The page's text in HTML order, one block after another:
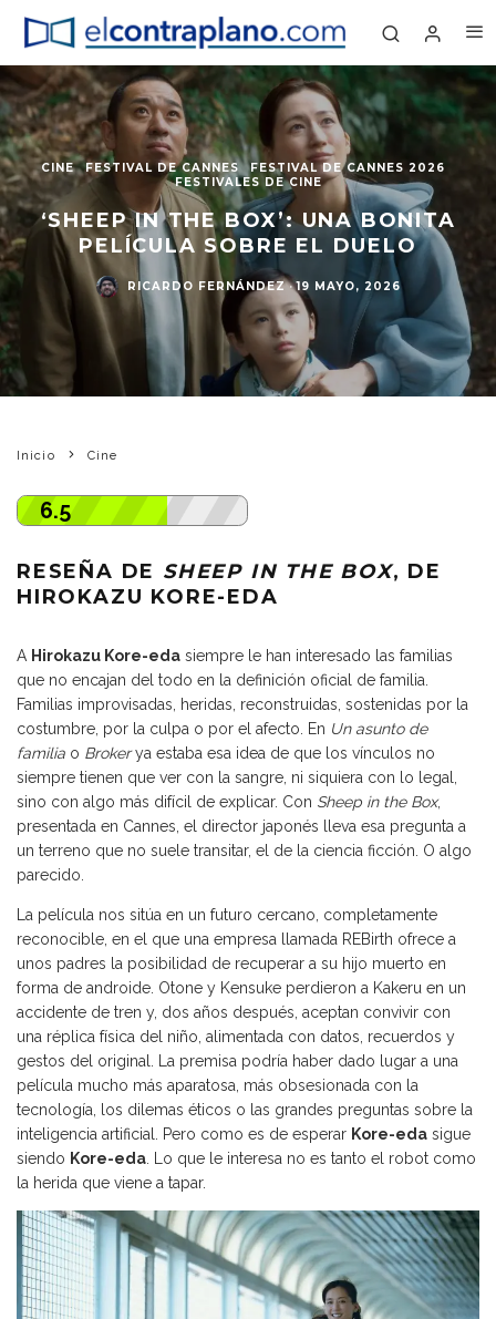
CINE FESTIVAL DE CANNES
FESTIVAL DE CANNES 2026
FESTIVALES DE CINE
‘SHEEP IN THE BOX’: UNA BONITA
PELÍCULA SOBRE EL DUELO
RICARDO FERNÁNDEZ · 19 MAYO, 2026
Inicio Cine
6.5
RESEÑA DE SHEEP IN THE BOX, DE
HIROKAZU KORE-EDA
A Hirokazu Kore-eda siempre le han interesado las familias
que no encajan del todo en la definición oficial de familia.
Familias improvisadas, heridas, reconstruidas, sostenidas por la
costumbre, por la culpa o por el afecto. En Un asunto de
familia o Brokerya estaba esa idea de que los vínculos no
siempre tienen que ver con la sangre, ni siquiera con lo legal,
sino con algo más difícil de explicar. Con Sheep in the Box,
presentada en Cannes, el director japonés lleva esa pregunta a
un terreno que no suele transitar, el de la ciencia ficción. O algo
parecido.
La película nos sitúa en un futuro cercano, completamente
reconocible, en el que una empresa llamada REBirth ofrece a
unos padres la posibilidad de recuperar a su hijo muerto en
forma de androide. Otone y Kensuke perdieron a Kakeru en un
accidente de tren y, dos años después, aceptan convivir con
una réplica física del niño, alimentada con datos, recuerdos y
gestos del original. La premisa podría haber dado lugar a una
película mucho más aparatosa, más obsesionada con la
tecnología, los dilemas éticos o las grandes preguntas sobre la
inteligencia artificial. Pero como es de esperar Kore-eda sigue
siendo Kore-eda . Lo que le interesa no es tanto el robot como
la herida que viene a tapar.